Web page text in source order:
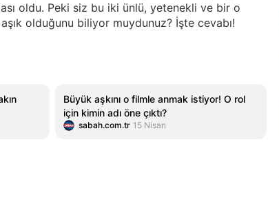
oldu. Peki siz bu iki ünlü, yetenekli ve bir o
olduğunu biliyor muydunuz? İşte cevabı!
Büyük aşkını o filmle anmak istiyor! O rol
için kimin adı öne çıktı?
sabah.com.tr 15 Nisan